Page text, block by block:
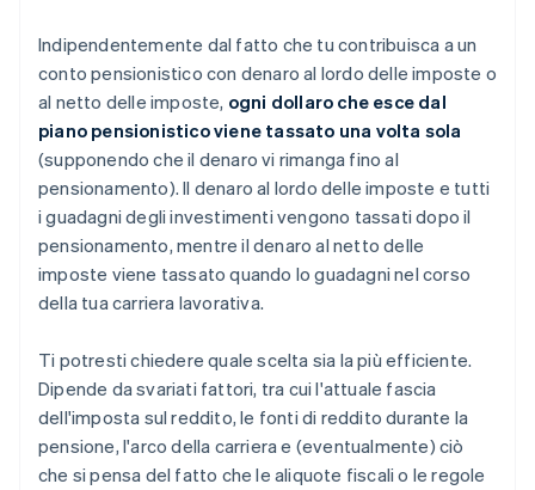
Indipendentemente dal fatto che tu contribuisca a un
conto pensionistico con denaro al lordo delle imposte o
al netto delle imposte, ogni dollaro che esce dal
piano pensionistico viene tassato una volta sola
(supponendo che il denaro vi rimanga fino al
pensionamento). Il denaro al lordo delle imposte e tutti
i guadagni degli investimenti vengono tassati dopo il
pensionamento, mentre il denaro al netto delle
imposte viene tassato quando lo guadagni nel corso
della tua carriera lavorativa.
Ti potresti chiedere quale scelta sia la più efficiente.
Dipende da svariati fattori, tra cui l'attuale fascia
dell'imposta sul reddito, le fonti di reddito durante la
pensione, l'arco della carriera e (eventualmente) ciò
che si pensa del fatto che le aliquote fiscali o le regole